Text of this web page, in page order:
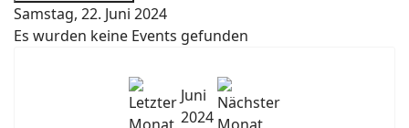
Samstag, 22. Juni 2024
Es wurden keine Events gefunden
Juni
2024